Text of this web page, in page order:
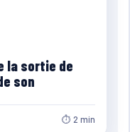
la sortie de
son
⏱ 2 min